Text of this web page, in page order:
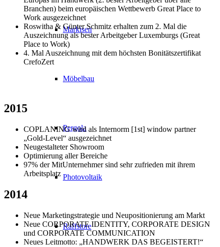
Markisen
Möbelbau
Pergola
Photovoltaik
Raffstore
Branchen) beim europäischen Wettbewerb Great Place to
Work ausgezeichnet
Roswitha & Günter Schmitz erhalten zum 2. Mal die
Auszeichnung als bester Arbeitgeber Luxemburgs (Great
Place to Work)
4. Mal Auszeichnung mit dem höchsten Bonitätszertifikat
CrefoZert
2015
COPLANING wird als Internorm [1st] window partner
„Gold-Level“ ausgezeichnet
Neugestalteter Showroom
Optimierung aller Bereiche
97% der MitUnternehmer sind sehr zufrieden mit ihrem
Arbeitsplatz
2014
Neue Marketingstrategie und Neupositionierung am Markt
Neue CORPORATE IDENTITY, CORPORATE DESIGN
und CORPORATE COMMUNICATION
Neues Leitmotto: „HANDWERK DAS BEGEISTERT!“